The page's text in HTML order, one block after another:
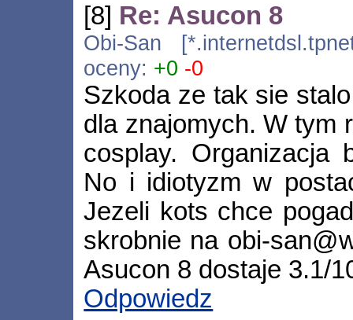
[8] Re: Asucon 8
Obi-San
oceny: +0 -0
Szkoda ze tak sie
dla znajomych. W tym
cosplay. Organizacja
No i idiotyzm w
Jezeli kots chce
skrobnie na obi-
Asucon 8 dostaje 3.1/
Odpowiedz